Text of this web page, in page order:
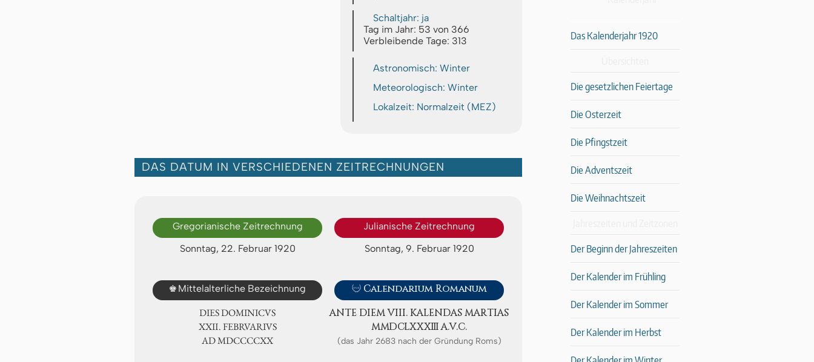
Schaltjahr: ja
Tag im Jahr: 53 von 366
Verbleibende Tage: 313
Astronomisch: Winter
Meteorologisch: Winter
Lokalzeit: Normalzeit (MEZ)
DAS DATUM IN VERSCHIEDENEN ZEITRECHNUNGEN
Gregorianische Zeitrechnung
Sonntag, 22. Februar 1920
Julianische Zeitrechnung
Sonntag, 9. Februar 1920
♚ Mittelalterliche Bezeichnung
DIES DOMINICUS
ⅩⅫ. FEBRVARIVS
AD ⅯⅮⅭⅭⅭⅭⅩⅩ
 Calendarium Romanum
ANTE DIEM VIII. KA­LEN­DAS MAR­TI­AS
ⅯⅯⅮⅭⅬⅩⅩⅩⅢ A.V.C.
(das Jahr 2683 nach der Gründung Roms)
Das Kalenderjahr 1920
Die gesetzlichen Feiertage
Die Osterzeit
Die Pfingstzeit
Die Adventszeit
Die Weihnachtszeit
Der Beginn der Jahreszeiten
Der Kalender im Frühling
Der Kalender im Sommer
Der Kalender im Herbst